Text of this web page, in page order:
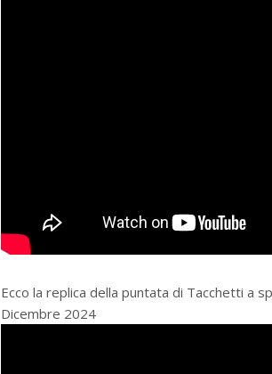
Ecco la replica della puntata di Tacchetti a
Dicembre 2024